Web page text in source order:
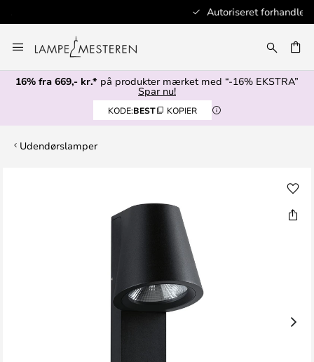
Autoriseret forhandler
to
Content
16% fra 669,- kr.* på produkter mærket med “-16% EKSTRA”
Spar nu!
KODE:BEST KOPIER
Udendørslamper